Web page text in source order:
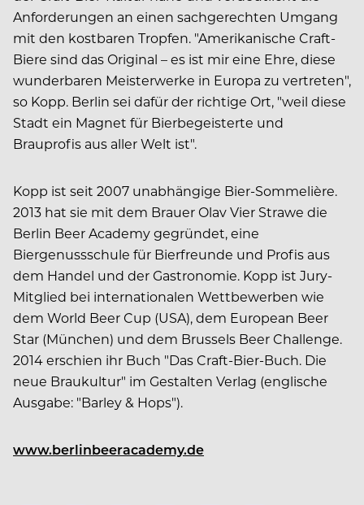
Anforderungen an einen sachgerechten Umgang
mit den kostbaren Tropfen. "Amerikanische Craft-
Biere sind das Original – es ist mir eine Ehre, diese
wunderbaren Meisterwerke in Europa zu vertreten",
so Kopp. Berlin sei dafür der richtige Ort, "weil diese
Stadt ein Magnet für Bierbegeisterte und
Brauprofis aus aller Welt ist".
Kopp ist seit 2007 unabhängige Bier-Sommelière.
2013 hat sie mit dem Brauer Olav Vier Strawe die
Berlin Beer Academy gegründet, eine
Biergenussschule für Bierfreunde und Profis aus
dem Handel und der Gastronomie. Kopp ist Jury-
Mitglied bei internationalen Wettbewerben wie
dem World Beer Cup (USA), dem European Beer
Star (München) und dem Brussels Beer Challenge.
2014 erschien ihr Buch "Das Craft-Bier-Buch. Die
neue Braukultur" im Gestalten Verlag (englische
Ausgabe: "Barley & Hops").
www.berlinbeeracademy.de